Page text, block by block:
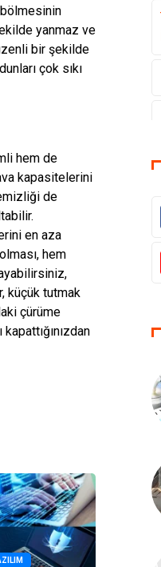
yanmaz ve
bir şekilde
çok sıkı
hem de
kapasitelerini
de
en aza
hem
küçük tutmak
çürüme